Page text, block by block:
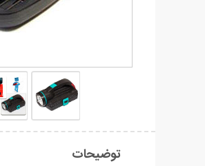
توضیحات